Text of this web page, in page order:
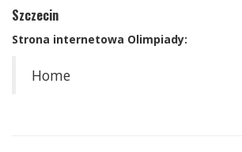
Szczecin
Strona internetowa Olimpiady:
Home